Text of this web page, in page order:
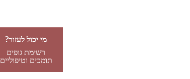
מי יכול לעזור?
רשימת גופים
תומכים וטיפוליים